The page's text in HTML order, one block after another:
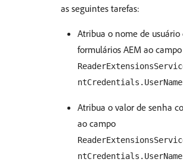
as seguintes tarefas:
Atribua o nome de usuário
formulários AEM ao campo
Atribua o valor de senha
ao campo